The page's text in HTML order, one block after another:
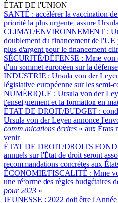
ÉTAT DE l'UNION
SANTÉ : accélérer la vaccination
priorité la plus urgente, assure
CLIMAT/ENVIRONNEMENT :
doublement du financement de
plus d'argent pour le financement
SÉCURITÉ/DÉFENSE : Mme von
d'un sommet européen sur la
INDUSTRIE : Ursula von der
législative européenne sur les semi-
NUMÉRIQUE : Ursula von der
l'enseignement et la formation en
ÉTAT DE DROIT/BUDGET :
Ursula von der Leyen annonce
communications écrites » aux États
venir
ÉTAT DE DROIT/DROITS
annuels sur l'État de droit seront
recommandations concrètes aux
ÉCONOMIE/FISCALITÉ : Mme
une réforme des règles budgétaires
pour 2023 »
JEUNESSE : 2022 doit être l'Année